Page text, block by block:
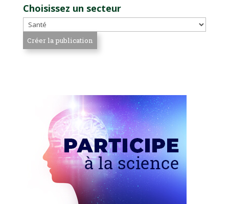
Choisissez un secteur